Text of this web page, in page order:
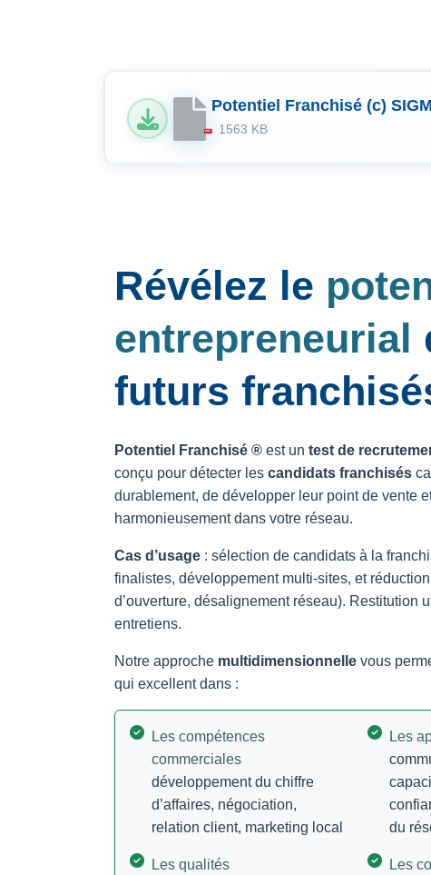
PDF
Potentiel Franchisé (c)
1563 KB
Révélez le
entrepreneurial
futurs
Potentiel Franchisé ® est un test de
conçu pour détecter les candidats franchisés
durablement, de développer leur point de vente
harmonieusement dans votre réseau.
Cas d’usage : sélection de candidats à la
finalistes, développement multi-sites, et
d’ouverture, désalignement réseau). Restitution
entretiens.
Notre approche multidimensionnelle vous
qui excellent dans :
Les compétences
commerciales
développement du chiffre
d’affaires, négociation,
relation client, marketing local
Les
du
Les qualités
Les